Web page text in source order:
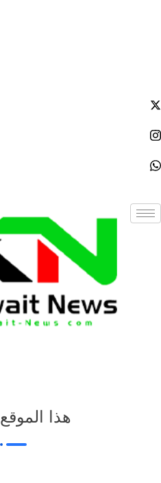
NE
News Elementor
هذا الموقع